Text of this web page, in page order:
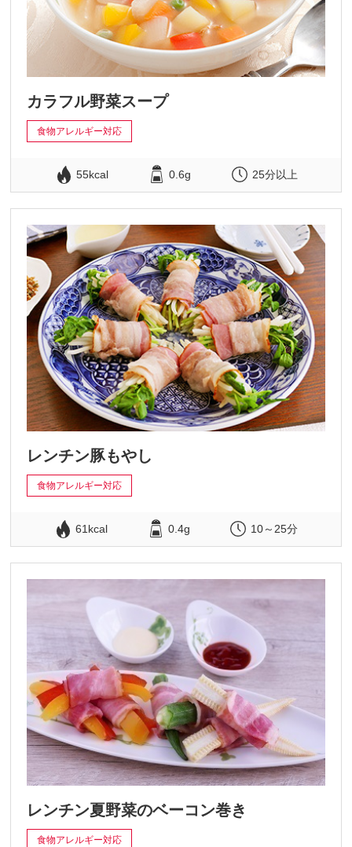
カラフル野菜スープ
食物アレルギー対応
55kcal 0.6g 25分以上
レンチン豚もやし
食物アレルギー対応
61kcal 0.4g 10～25分
レンチン夏野菜のベーコン巻き
食物アレルギー対応